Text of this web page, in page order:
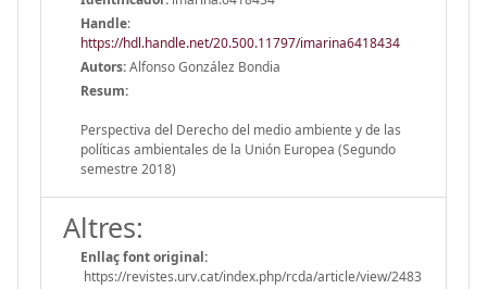
Handle:
https://hdl.handle.net/20.500.11797/imarina6418434
Autors:Alfonso González Bondia
Resum:
Perspectiva del Derecho del medio ambiente y de las
políticas ambientales de la Unión Europea (Segundo
semestre 2018)
Altres:
Enllaç font original:
https://revistes.urv.cat/index.php/rcda/article/view/2483